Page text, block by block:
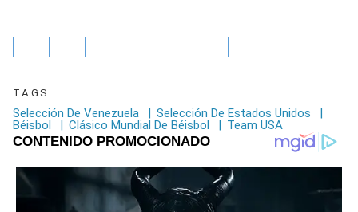
TAGS
Selección De Venezuela | Selección De Estados Unidos
|
Béisbol
| Clásico Mundial De Béisbol | Team USA